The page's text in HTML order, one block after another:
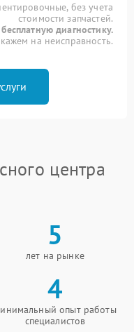
без учета
стоимости запчастей.
диагностику.
на неисправность.
центра
5
лет на рынке
4
опыт работы
специалистов